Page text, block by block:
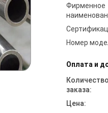
Фирменное
Номер
Оплата и
заказа:
Цена: